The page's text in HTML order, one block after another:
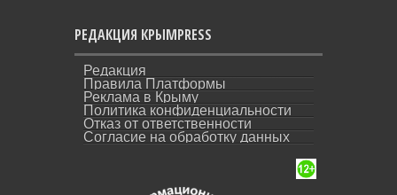
РЕДАКЦИЯ КРЫМPRESS
Редакция
Правила Платформы
Реклама в Крыму
Политика конфиденциальности
Отказ от ответственности
Согласие на обработку данных